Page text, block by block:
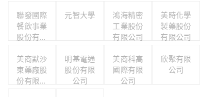
聯發國際
餐飲事業
股份有限
元智大學
鴻海精密
工業股份
有限公司
美時化學
製藥股份
有限公司
美商默沙
東藥廠股
份有限公
明基電通
股份有限
公司
美商科高
國際有限
公司
欣聚有限
公司